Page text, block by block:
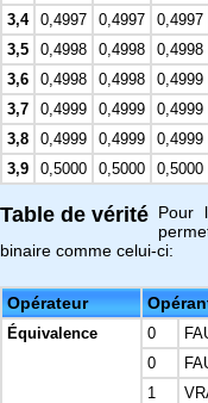
3,4
0,4997 0,4997 0,4997
3,5
0,4998 0,4998 0,4998
3,6
0,4998 0,4998 0,4999
3,7
0,4999 0,4999 0,4999
3,8
0,4999 0,4999 0,4999
3,9
0,5000 0,5000 0,5000
Table de vérité Pour
binaire comme celui-ci:
Opérateur
Équivalence 0
0
1